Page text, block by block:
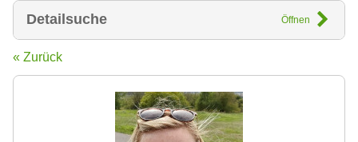
Detailsuche Öffnen
« Zurück